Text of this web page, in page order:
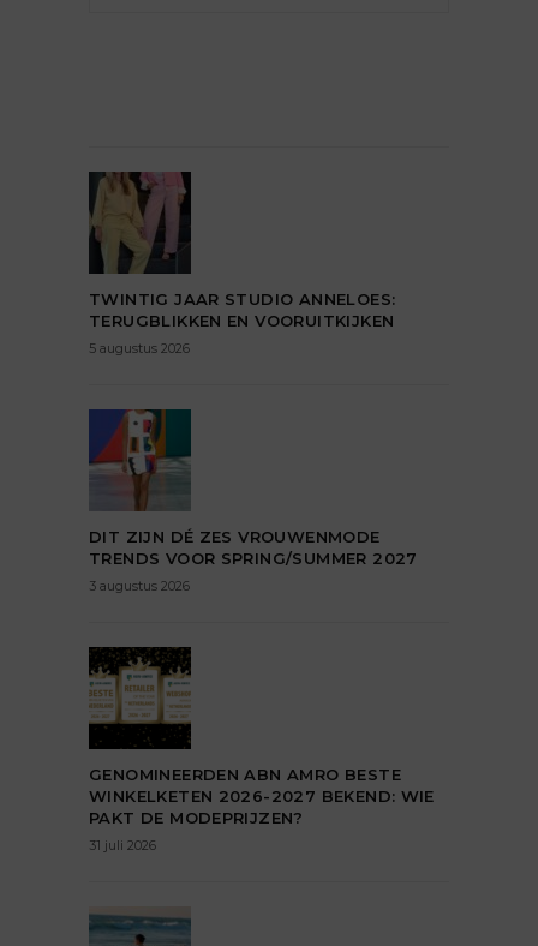
TWINTIG JAAR STUDIO ANNELOES:
TERUGBLIKKEN EN VOORUITKIJKEN
5 augustus 2026
DIT ZIJN DÉ ZES VROUWENMODE
TRENDS VOOR SPRING/SUMMER 2027
3 augustus 2026
GENOMINEERDEN ABN AMRO BESTE
WINKELKETEN 2026-2027 BEKEND: WIE
PAKT DE MODEPRIJZEN?
31 juli 2026